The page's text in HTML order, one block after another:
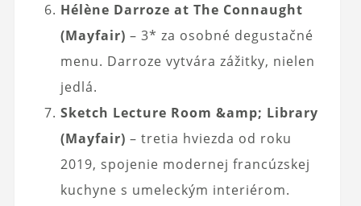
Hélène Darroze at The Connaught
(Mayfair) – 3* za osobné degustačné
menu. Darroze vytvára zážitky, nielen
jedlá.
Sketch Lecture Room &amp; Library
(Mayfair) – tretia hviezda od roku
2019, spojenie modernej francúzskej
kuchyne s umeleckým interiérom.